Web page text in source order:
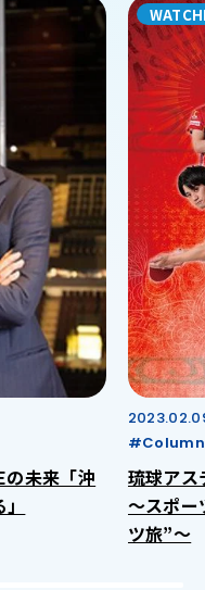
未来「沖
#Column
琉球アス
～スポ
ツ旅”～